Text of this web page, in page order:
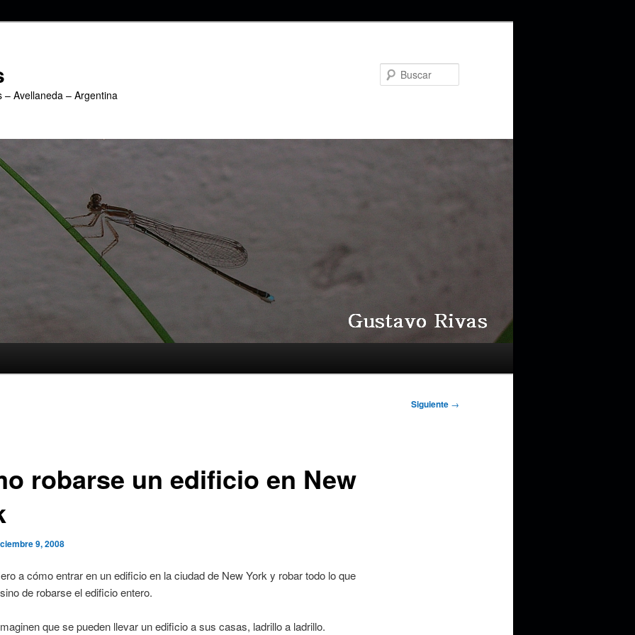
Avellaneda – Argentina
Siguiente →
robarse un edificio en New
9, 2008
a cómo entrar en un edificio en la ciudad de New York y robar todo lo que
de robarse el edificio entero.
que se pueden llevar un edificio a sus casas, ladrillo a ladrillo.